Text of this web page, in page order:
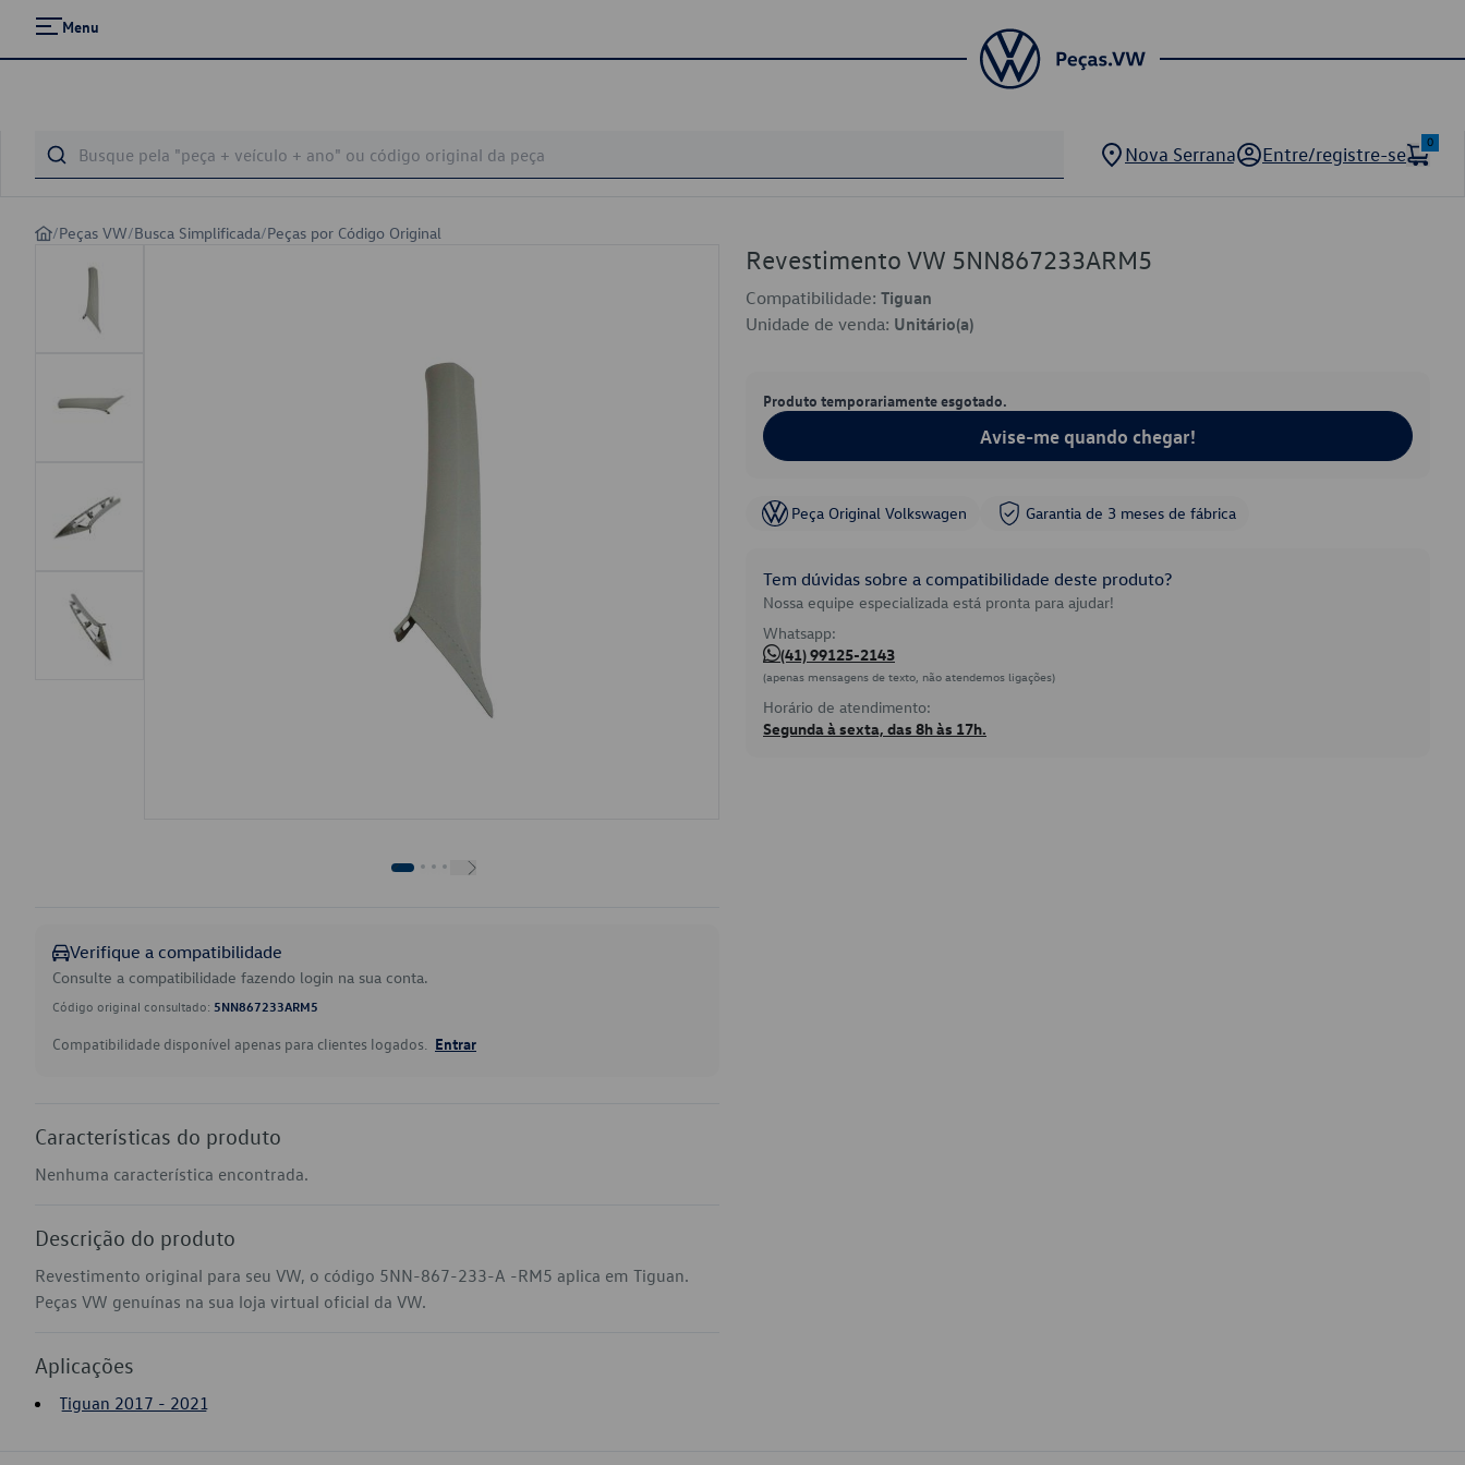
Menu
Nova Serrana Entre/registre-se
0
/Peças VW/Busca Simplificada/Peças por Código Original
Verifique a compatibilidade
Consulte a compatibilidade fazendo login na sua conta.
Código original consultado: 5NN867233ARM5
Compatibilidade disponível apenas para clientes logados. Entrar
Características do produto
Nenhuma característica encontrada.
Descrição do produto
Revestimento original para seu VW, o código 5NN-867-233-A -RM5 aplica em Tiguan.
Peças VW genuínas na sua loja virtual oficial da VW.
Aplicações
Tiguan 2017 - 2021
Revestimento VW 5NN867233ARM5
Compatibilidade: Tiguan
Unidade de venda: Unitário(a)
Produto temporariamente esgotado.
Avise-me quando chegar!
Peça Original Volkswagen Garantia de 3 meses de fábrica
Tem dúvidas sobre a compatibilidade deste produto?
Nossa equipe especializada está pronta para ajudar!
Whatsapp:
(41) 99125-2143
(apenas mensagens de texto, não atendemos ligações)
Horário de atendimento:
Segunda à sexta, das 8h às 17h.